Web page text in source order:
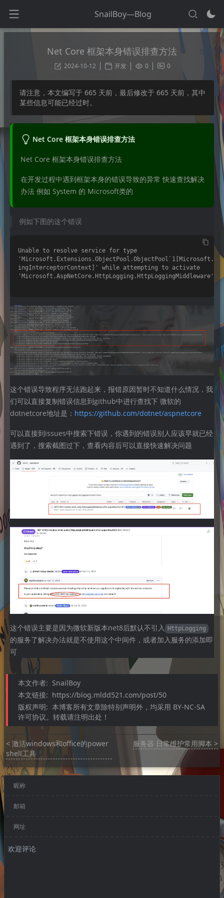
SnailBoy—Blog
Net Core 框架本身错误排查方法
2024-10-12 开发 0 0
请注意，本文编写于 665 天前，最后修改于 665 天前，其中
某些信息可能已经过时。
Net Core 框架本身错误排查方法
Net Core 框架本身错误排查方法
在开发过程中遇到框架本身的错误导致的异常 快速查找解决
办法 例如 System 的 Microsoft类的
例如下图的这个错误
Unable to resolve service for type
ingInterceptorContext]' while attempting to activate
'Microsoft.AspNetCore.HttpLogging.HttpLoggingMiddleware'.
这个错误导致程序无法跑起来，报错原因暂时不知道什么情况，我
们可以直接复制错误信息到github中进行查找下 微软的
dotnetcore地址是： https://github.com/dotnet/aspnetcore
可以直接到issues中搜索下错误，你遇到的错误别人应该早就已经
遇到了，搜索截图过下，查看内容后可以直接快速解决问题
这个错误主要是因为微软新版本net8后默认不引入 HttpLogging
的服务了解决办法就是不使用这个中间件，或者加入服务的添加即
可
本文作者: SnailBoy
本文链接: https://blog.mldd521.com/post/50
版权声明: 本博客所有文章除特别声明外，均采用 BY-NC-SA
许可协议。转载请注明出处！
< 激活windows和office的power
shell工具
服务器 日常维护常用脚本 >
昵称
邮箱
网址